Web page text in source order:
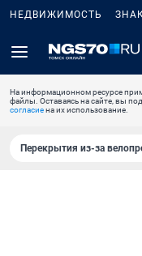
НЕДВИЖИМОСТЬ
На информационном ресурсе
файлы. Оставаясь на сайте, вы
согласиена их использование.
Перекрытия из-за